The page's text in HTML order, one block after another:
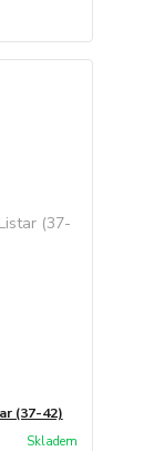
(37-42)
Skladem